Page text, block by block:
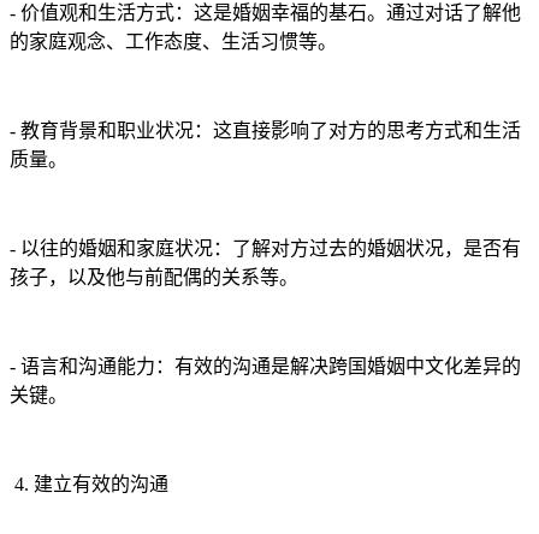
- 价值观和生活方式：这是婚姻幸福的基石。通过对话了解他
的家庭观念、工作态度、生活习惯等。
- 教育背景和职业状况：这直接影响了对方的思考方式和生活
质量。
- 以往的婚姻和家庭状况：了解对方过去的婚姻状况，是否有
孩子，以及他与前配偶的关系等。
- 语言和沟通能力：有效的沟通是解决跨国婚姻中文化差异的
关键。
4. 建立有效的沟通